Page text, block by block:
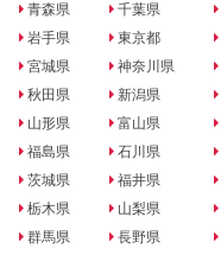
青森県
岩手県
宮城県
秋田県
山形県
福島県
茨城県
栃木県
群馬県
千葉県
東京都
神奈川県
新潟県
富山県
石川県
福井県
山梨県
長野県